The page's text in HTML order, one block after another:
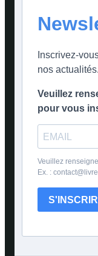
Inscrivez-
nos actualités.
Veuillez
pour vous
Veuillez
Ex. :